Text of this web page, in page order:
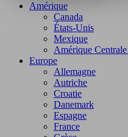
Amérique
Canada
États-Unis
Mexique
Amérique
Europe
Allemagne
Autriche
Croatie
Danemark
Espagne
France